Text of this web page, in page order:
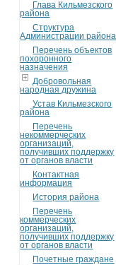
Глава Кильмезского
района
Структура
Администрации района
Перечень объектов
похоронного
назначения
Добровольная
народная дружина
Устав Кильмезского
района
Перечень
некоммерческих
организаций,
получивших поддержку
от органов власти
Контактная
информация
История района
Перечень
коммерческих
организаций,
получивших поддержку
от органов власти
Почетные граждане